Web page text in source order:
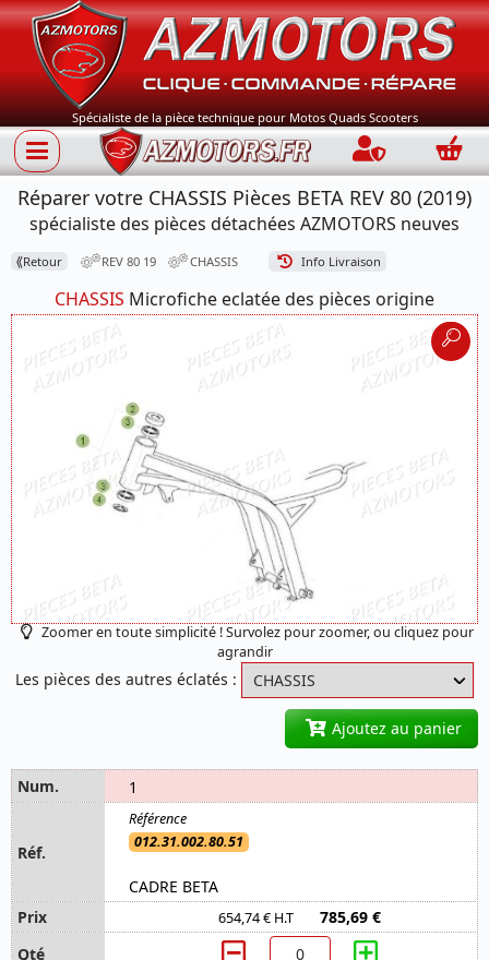
Spécialiste de la pièce technique pour Motos Quads Scooters
Connection
Réparer votre CHASSIS Pièces BETA REV 80 (2019)
spécialiste des pièces détachées AZMOTORS neuves
⟪Retour REV 80 19 CHASSIS Info Livraison
CHASSIS Microfiche eclatée des pièces origine
Zoomer en toute simplicité ! Survolez pour zoomer, ou cliquez pour
agrandir
Les pièces des autres éclatés :
Ajoutez au panier
1
012.31.002.80.51
CADRE BETA
654,74 € H.T 785,69 €